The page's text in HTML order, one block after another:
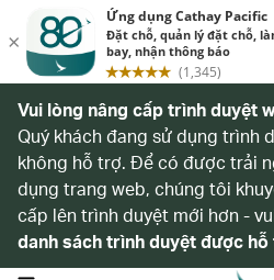
Vui lòng nâng cấp trình duyệt
Quý khách đang sử dụng trình
không hỗ trợ. Để có được trải
dụng trang web, chúng tôi
cấp lên trình duyệt mới hơn -
danh sách trình duyệt được